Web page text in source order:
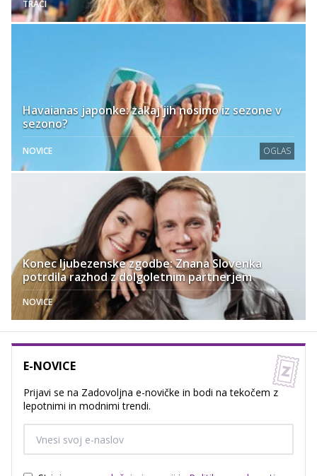
TRAČI
Havaianas japonke: zakaj jih nosimo iz sezone v
sezono?
NOVICE OGLAS
Konec ljubezenske zgodbe: Znana Slovenka
potrdila razhod z dolgoletnim partnerjem
NOVICE
E-NOVICE
Prijavi se na Zadovoljna e-novičke in bodi na tekočem z
lepotnimi in modnimi trendi.